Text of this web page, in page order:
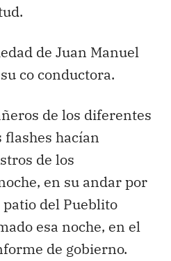
de Juan Manuel
co conductora.
de los diferentes
flashes hacían
de los
en su andar por
patio del Pueblito
esa noche, en el
de gobierno.